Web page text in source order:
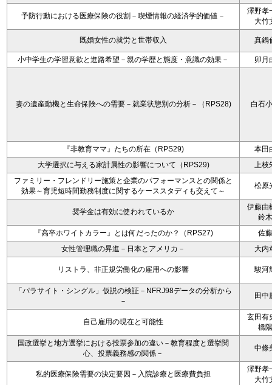
予防行動における医療保険の役割－喫煙情報の経済学的価値－
澤野孝
大竹
既婚女性の就労と世帯収入 真鍋
小中学生の学習意欲と進路希望－親の学歴と態度・意識の効果－ 卯月
妻の遺産動機と生命保険への需要－就業状態別の分析－（RPS28) 白石
『非教育ママ』たちの所在（RPS29)
本田
大学選択に与える家計属性の影響について（RPS29)
上枝
ファミリー・フレンドリー施策と企業のパフォーマンスとの関係と
効果～育児短時間勤務制度に関するケーススタディも交えて～
松原
奨学金は有効に使われているか
伊藤由
鈴
『高卒ホワイトカラー』とは何だったのか？（RPS27)
佐
女性管理職の昇進－日本とアメリカ－
大内
リストラ、非正規労働化の雇用への影響 駿河
「パラサイト・シングル」仮説の検証－NFRJ98データの分析から
－
田中
自己雇用の現在と可能性
玄田有
橋
国政選挙と地方選挙における投票参加の違い－教育程度と選挙関
心、投票義務感の関係－
中條
私的医療保険需要の決定要因－入院診療と医療費負担
澤野孝
大竹